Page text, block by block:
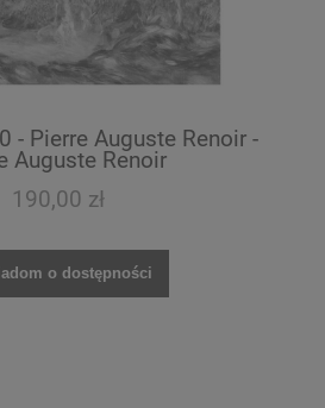
- Pierre Auguste Renoir -
Auguste Renoir
190,00 zł
o dostępności